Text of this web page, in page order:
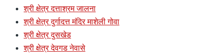
श्री क्षेत्र दत्ताश्रम जालना
श्री क्षेत्र दुर्गादत्त मंदिर माशेली गोवा
श्री क्षेत्र दुसखेड
श्री क्षेत्र देवगड नेवासे